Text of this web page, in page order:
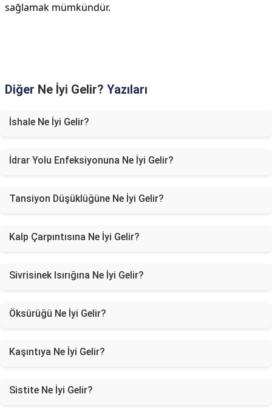
sağlamak mümkündür.
Diğer Ne İyi Gelir? Yazıları
İshale Ne İyi Gelir?
İdrar Yolu Enfeksiyonuna Ne İyi Gelir?
Tansiyon Düşüklüğüne Ne İyi Gelir?
Kalp Çarpıntısına Ne İyi Gelir?
Sivrisinek Isırığına Ne İyi Gelir?
Öksürüğü Ne İyi Gelir?
Kaşıntıya Ne İyi Gelir?
Sistite Ne İyi Gelir?